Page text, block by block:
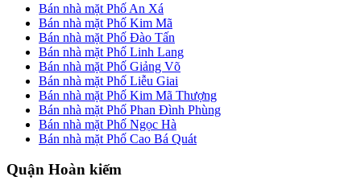
Bán nhà mặt Phố An Xá
Bán nhà mặt Phố Kim Mã
Bán nhà mặt Phố Đào Tấn
Bán nhà mặt Phố Linh Lang
Bán nhà mặt Phố Giảng Võ
Bán nhà mặt Phố Liễu Giai
Bán nhà mặt Phố Kim Mã Thượng
Bán nhà mặt Phố Phan Đình Phùng
Bán nhà mặt Phố Ngọc Hà
Bán nhà mặt Phố Cao Bá Quát
Quận Hoàn kiếm